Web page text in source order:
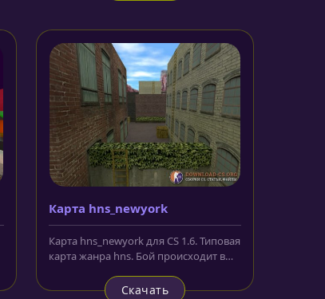
Карта hns_newyork
Карта hns_newyork для CS 1.6. Типовая
карта жанра hns. Бой происходит в
Скачать